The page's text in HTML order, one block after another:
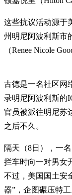
这些抗议活动源于
州明尼阿波利斯市
（Renee Nicole
古德是一名社区网
录明尼阿波利斯的
官员被派往明尼苏
之后不久。
隔天（8日），一
拦车时向一对男女
不过，美国国土安
器”，企图碾压特工